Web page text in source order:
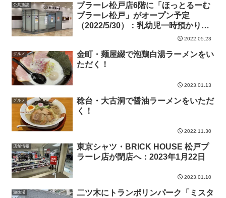
公共施設
プラーレ松戸店6階に「ほっとるーむ
プラーレ松戸」がオープン予定
（2022/5/30）：乳幼児一時預かりや
2022.05.23
グルメ
金町・麺屋綴で泡鶏白湯ラーメンをい
ただく！
2023.01.13
グルメ
稔台・大古洞で醤油ラーメンをいただ
く！
2022.11.30
店舗情報
東京シャツ・BRICK HOUSE 松戸プ
ラーレ店が閉店へ：2023年1月22日
2023.01.10
遊技場
二ツ木にトランポリンパーク「ミスタ